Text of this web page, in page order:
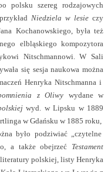
polsku szereg rodzajowych
Niedziela w lesie czy
Kochanowskiego, była też
elbląskiego kompozytora
Nitschmannowi. W Sali
się sesja naukowa można
Henryka Nitschmanna i
z Oliwy wydane w
wyd. w Lipsku w 1889
w Gdańsku w 1885 roku,
było podziwiać „czytelne
a także obejrzeć Testament
polskiej, listy Henryka